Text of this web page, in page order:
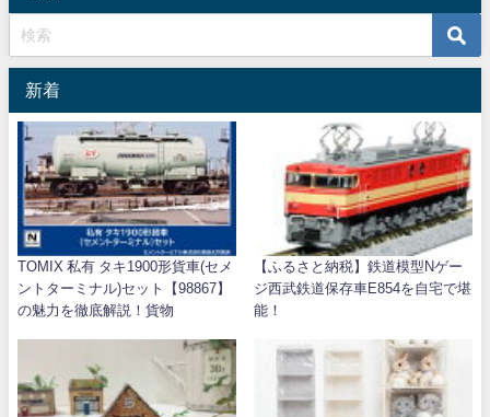
新着
TOMIX 私有 タキ1900形貨車(セメ
ントターミナル)セット【98867】
の魅力を徹底解説！貨物
【ふるさと納税】鉄道模型Nゲー
ジ西武鉄道保存車E854を自宅で堪
能！